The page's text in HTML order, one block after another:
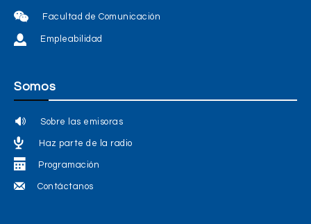
Facultad de Comunicación
Empleabilidad
Somos
Sobre las emisoras
Haz parte de la radio
Programación
Contáctanos